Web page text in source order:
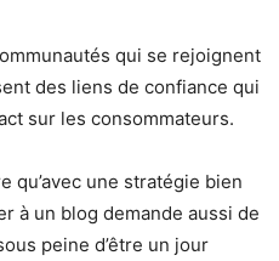
qui se rejoignent
des liens de confiance qui
sur les consommateurs.
qu’avec une stratégie bien
à un blog demande aussi de
peine d’être un jour